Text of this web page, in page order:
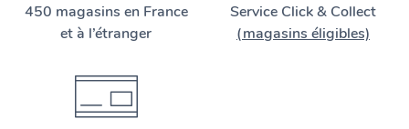
450 magasins en France
et à l’étranger
Service Click & Collect
(magasins éligibles)